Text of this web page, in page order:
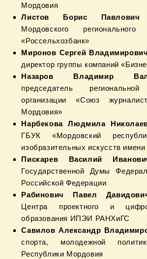
Мордовия
Листов Борис Павлович
Мордовского
«Россельхозбанк»
Миронов Сергей Владимирович
директор группы компаний
Назаров Владимир
председатель
организации «Союз
Мордовия»
Нарбекова Людмила
ГБУК «Мордовский
изобразительных искусств
Пискарев Василий
Государственной Думы
Российской Федерации
Рабинович Павел
Центра проектного и
образования ИПЭИ РАНХиГС
Савилов Александр
спорта, молодежной
Республики Мордовия